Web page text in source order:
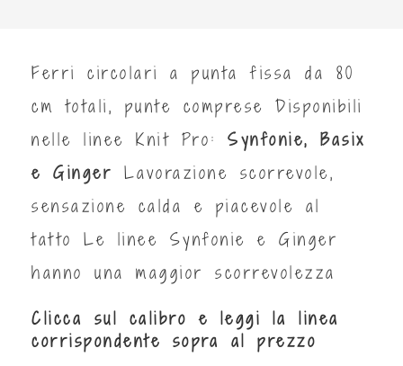
Ferri circolari a punta fissa da 80
cm totali, punte comprese Disponibili
nelle linee Knit Pro: Synfonie, Basix
e Ginger Lavorazione scorrevole,
sensazione calda e piacevole al
tatto Le linee Synfonie e Ginger
hanno una maggior scorrevolezza
Clicca sul calibro e leggi la linea
corrispondente sopra al prezzo